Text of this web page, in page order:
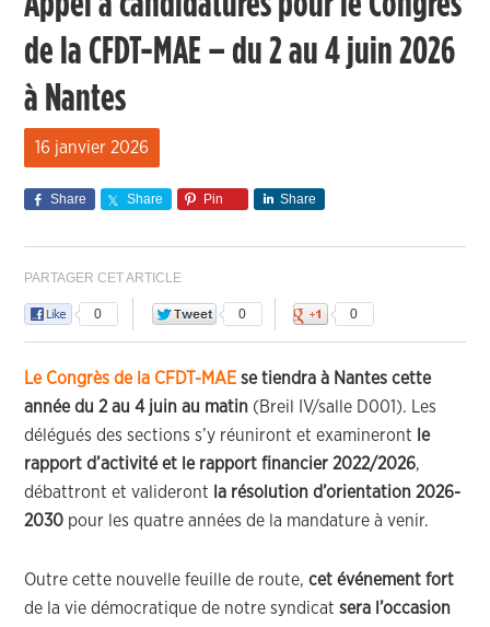
de la CFDT-MAE – du 2 au 4 juin 2026
à Nantes
16 janvier 2026
Share Share Pin Share
PARTAGER CET ARTICLE
0 0 0
Le Congrès de la CFDT-MAE se tiendra à Nantes cette
année du 2 au 4 juin au matin (Breil IV/salle D001). Les
délégués des sections s’y réuniront et examineront le
rapport d’activité et le rapport financier 2022/2026,
débattront et valideront la résolution d’orientation 2026-
2030 pour les quatre années de la mandature à venir.
Outre cette nouvelle feuille de route,cet événement fort
de la vie démocratique de notre syndicatsera l’occasion